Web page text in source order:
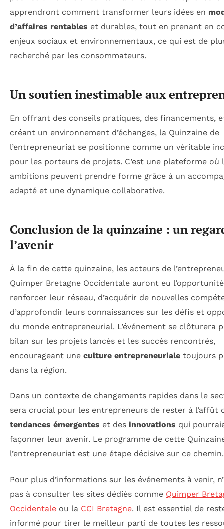
apprendront comment transformer leurs idées en
d’affaires rentables et durables, tout en prenant en
enjeux sociaux et environnementaux, ce qui est de
recherché par les consommateurs.
Un soutien inestimable aux
En offrant des conseils pratiques, des financements,
créant un environnement d’échanges, la Quinzaine de
l’entrepreneuriat se positionne comme un véritable
pour les porteurs de projets. C’est une plateforme où
ambitions peuvent prendre forme grâce à un
adapté et une dynamique collaborative.
Conclusion de la quinzaine : un
l’avenir
À la fin de cette quinzaine, les acteurs de
Quimper Bretagne Occidentale auront eu
renforcer leur réseau, d’acquérir de nouvelles
d’approfondir leurs connaissances sur les défis et
du monde entrepreneurial. L’événement se clôturera
bilan sur les projets lancés et les succès rencontrés,
encourageant une culture entrepreneuriale toujours
dans la région.
Dans un contexte de changements rapides dans le
sera crucial pour les entrepreneurs de rester à l’affût
tendances émergentes et des innovations qui
façonner leur avenir. Le programme de cette
l’entrepreneuriat est une étape décisive sur ce chemin.
Pour plus d’informations sur les événements à venir,
pas à consulter les sites dédiés comme Quimper
Occidentale ou la CCI Bretagne. Il est essentiel de
informé pour tirer le meilleur parti de toutes les